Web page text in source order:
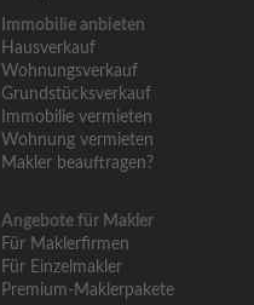
Immobilie anbieten
Hausverkauf
Wohnungsverkauf
Grundstücksverkauf
Immobilie vermieten
Wohnung vermieten
Makler beauftragen?
Angebote für Makler
Für Maklerfirmen
Für Einzelmakler
Premium-Maklerpakete